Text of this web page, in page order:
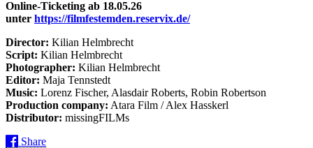
Online-Ticketing ab 18.05.26
unter https://filmfestemden.reservix.de/
Director: Kilian Helmbrecht
Script: Kilian Helmbrecht
Photographer: Kilian Helmbrecht
Editor: Maja Tennstedt
Music: Lorenz Fischer, Alasdair Roberts, Robin Robertson
Production company: Atara Film / Alex Hasskerl
Distributor: missingFILMs
Share